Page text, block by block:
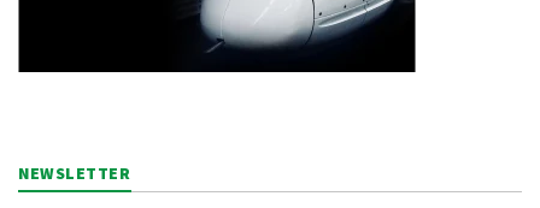
NEWSLETTER